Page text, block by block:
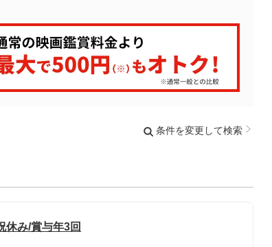
条件を変更して検索
休み/賞与年3回